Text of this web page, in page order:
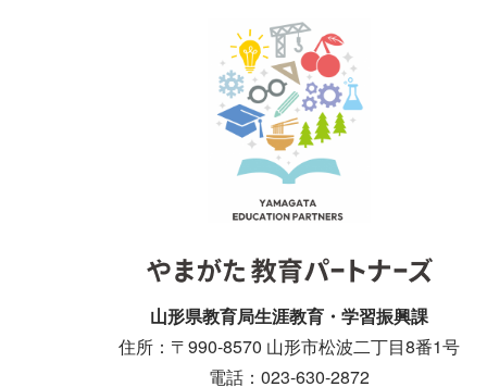
山形県教育局生涯教育・学習振興課
住所：〒990-8570 山形市松波二丁目8番1号
電話：023-630-2872